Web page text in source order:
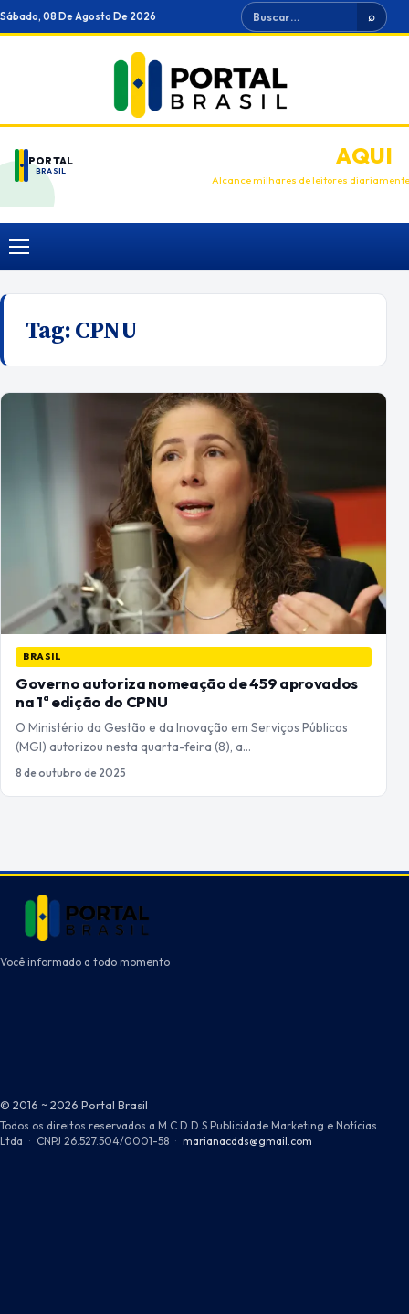
Ir
para
Sábado, 08 De Agosto De 2026 Buscar ⌕
PORTAL
BRASIL
ANUNCIEAQUI
Alcance milhares de leitores diariamente
Menu
Tag:CPNU
BRASIL
Governo autoriza nomeação de 459 aprovados
na 1ª edição do CPNU
O Ministério da Gestão e da Inovação em Serviços Públicos
(MGI) autorizou nesta quarta-feira (8), a…
8 de outubro de 2025
Você informado a todo momento
© 2016 ~ 2026 Portal Brasil
Todos os direitos reservados a M.C.D.D.S Publicidade Marketing e Notícias
Ltda · CNPJ 26.527.504/0001-58 · marianacdds@gmail.com